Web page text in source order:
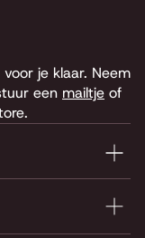
je klaar. Neem
een mailtje of
in onze winkel